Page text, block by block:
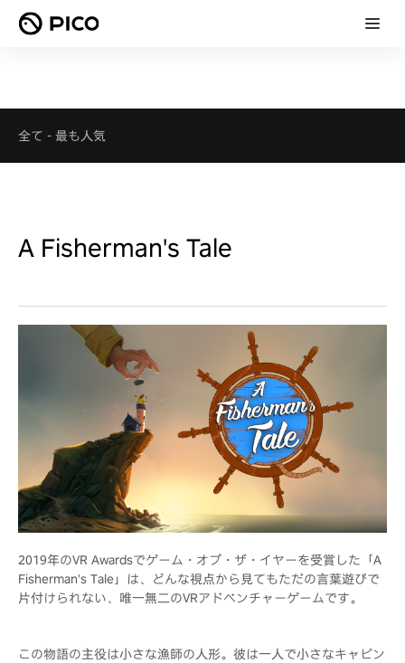
全て - 最も人気
A Fisherman's Tale
2019年のVR Awardsでゲーム・オブ・ザ・イヤーを受賞した「A
Fisherman's Tale」は、どんな視点から見てもただの言葉遊びで
片付けられない、唯一無二のVRアドベンチャーゲームです。
この物語の主役は小さな漁師の人形。彼は一人で小さなキャビン